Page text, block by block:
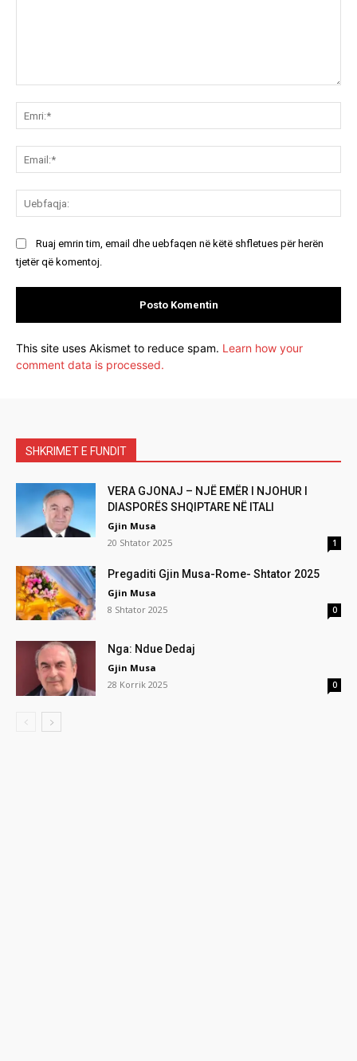
Ruaj emrin tim, email dhe uebfaqen në këtë shfletues për herën
tjetër që komentoj.
This site uses Akismet to reduce spam. Learn how your
comment data is processed.
SHKRIMET E FUNDIT
VERA GJONAJ – NJË EMËR I NJOHUR I
DIASPORËS SHQIPTARE NË ITALI
Gjin Musa
20 Shtator 2025
1
Pregaditi Gjin Musa-Rome- Shtator 2025
Gjin Musa
8 Shtator 2025
0
Nga: Ndue Dedaj
Gjin Musa
28 Korrik 2025
0